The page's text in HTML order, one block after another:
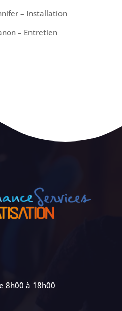
– Installation
– Entretien
8h00 à 18h00